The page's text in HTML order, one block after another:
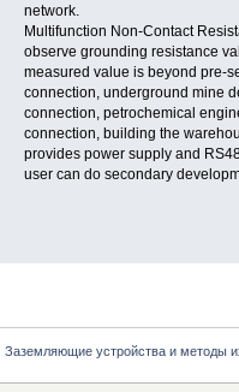
network.
Multifunction Non-Contact
observe grounding resistance
measured value is beyond pre-
connection, underground mine
connection, petrochemical
connection, building the
provides power supply and
user can do secondary
Заземляющие устройства и методы